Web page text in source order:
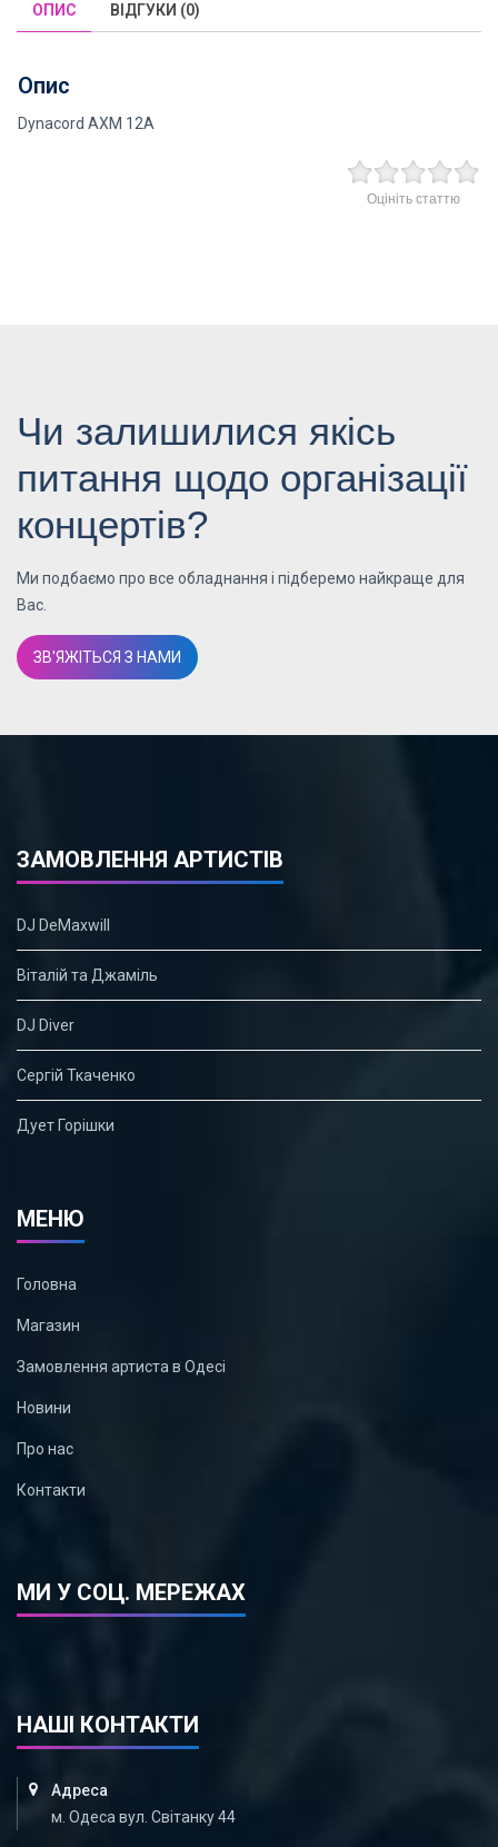
ОПИС ВІДГУКИ (0)
Опис
Dynacord AXM 12A
Оцініть статтю
Чи залишилися якісь
питання щодо організації
концертів?
Ми подбаємо про все обладнання і підберемо найкраще для
Вас.
ЗВ'ЯЖІТЬСЯ З НАМИ
ЗАМОВЛЕННЯ АРТИСТІВ
DJ DeMaxwill
Віталій та Джаміль
DJ Diver
Сергій Ткаченко
Дует Горішки
МЕНЮ
Головна
Магазин
Замовлення артиста в Одесі
Новини
Про нас
Контакти
МИ У СОЦ. МЕРЕЖАХ
НАШІ КОНТАКТИ
Адреса
м. Одеса вул. Світанку 44